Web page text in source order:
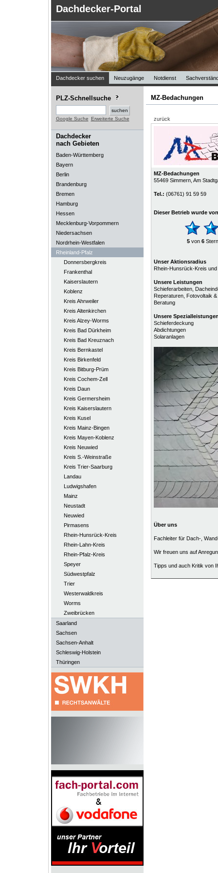
Dachdecker-Portal
Dachdecker suchen Neuzugänge Notdienst
PLZ-Schnellsuche
Google Suche Erweiterte Suche
Dachdecker
nach Gebieten
Baden-Württemberg
Bayern
Berlin
Brandenburg
Bremen
Hamburg
Hessen
Mecklenburg-Vorpommern
Niedersachsen
Nordrhein-Westfalen
Rheinland-Pfalz
Donnersbergkreis
Frankenthal
Kaiserslautern
Koblenz
Kreis Ahrweiler
Kreis Altenkirchen
Kreis Alzey-Worms
Kreis Bad Dürkheim
Kreis Bad Kreuznach
Kreis Bernkastel
Kreis Birkenfeld
Kreis Bitburg-Prüm
Kreis Cochem-Zell
Kreis Daun
Kreis Germersheim
Kreis Kaiserslautern
Kreis Kusel
Kreis Mainz-Bingen
Kreis Mayen-Koblenz
Kreis Neuwied
Kreis S.-Weinstraße
Kreis Trier-Saarburg
Landau
Ludwigshafen
Mainz
Neustadt
Neuwied
Pirmasens
Rhein-Hunsrück-Kreis
Rhein-Lahn-Kreis
Rhein-Pfalz-Kreis
Speyer
Südwestpfalz
Trier
Westerwaldkreis
Worms
Zweibrücken
Saarland
Sachsen
Sachsen-Anhalt
Schleswig-Holstein
Thüringen
MZ-Bedachungen
zurück
MZ-Bedachungen
55469 Simmern, Am
Tel.: (06761) 91 59 59
Dieser Betrieb wurde
5von 6
Unser Aktionsradius
Rhein-Hunsrück-Kreis und
Unsere Leistungen
Schieferarbeiten,
Reperaturen, Fotovoltaik
Beratung
Unsere
Schieferdeckung
Abdichtungen
Solaranlagen
Über uns
Fachleiter für Dach-,
Wir freuen uns auf
Tipps und auch Kritik von